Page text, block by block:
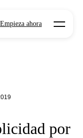
Empieza ahora Open
por